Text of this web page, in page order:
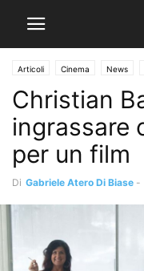
Articoli Cinema News
Christian
ingrassare
per un film
Di Gabriele Atero Di Biase -